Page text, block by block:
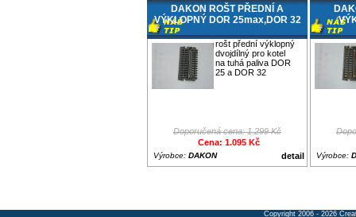
DAKON ROŠT PŘEDNÍ A
VÝKLOPNÝ DOR 25max,DOR 32
rošt přední výklopný
dvojdílný pro kotel
na tuhá paliva DOR
25 a DOR 32
Doporučená cena: 1.299 Kč
Cena: 1.095 Kč
detail
Výrobce: DAKON Výrobce:
Copyright 2006 - 2026